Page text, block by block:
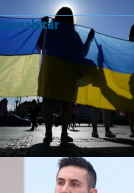
valutar
Curs valutar: 07 Aug 2026
EUR
: 5,2554 RON
+0,0041 ▲
: 4,5584 RON
+0,0077 ▲
: 5,6244 RON
+0,0023 ▲
GBP : 6,1277 RON
+0,0041 ▲
Convertor valutar
»